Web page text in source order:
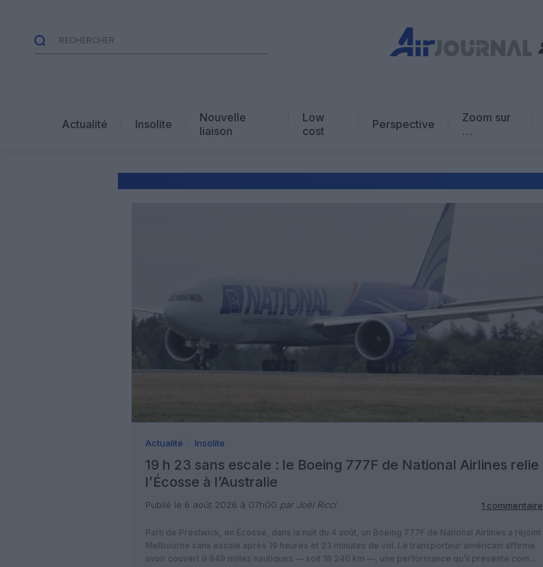
Actualité Insolite
Nouvelle
liaison
Low
cost
Perspective
Zoom sur
…
Actualité Insolite
19 h 23 sans escale : le Boeing 777F de National Airlines relie
l’Écosse à l’Australie
Publié le 6 août 2026 à 07h00 par Joël Ricci 1 commentaire
Parti de Prestwick, en Écosse, dans la nuit du 4 août, un Boeing 777F de National Airlines a rejoint
Melbourne sans escale après 19 heures et 23 minutes de vol. Le transporteur américain affirme
avoir couvert 9 849 milles nautiques — soit 18 240 km —, une performance qu’il présente comme